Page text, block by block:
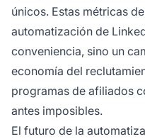
únicos. Estas métricas
automatización de
conveniencia, sino un
economía del
programas de afiliados
antes imposibles.
El futuro de la